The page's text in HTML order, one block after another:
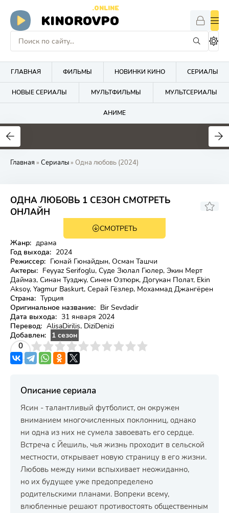
KINOROVPO
.ONLINE
ГЛАВНАЯ ФИЛЬМЫ НОВИНКИ КИНО СЕРИАЛЫ
НОВЫЕ СЕРИАЛЫ МУЛЬТФИЛЬМЫ МУЛЬТСЕРИАЛЫ
АНИМЕ
Главная » Сериалы» Одна любовь (2024)
ОДНА ЛЮБОВЬ 1 СЕЗОН СМОТРЕТЬ
ОНЛАЙН
СМОТРЕТЬ
Жанр: драма
Год выхода: 2024
Режиссер: Гюнай Гюнайдын, Осман Ташчи
Актеры: Feyyaz Serifoglu, Суде Зюлал Гюлер, Экин Мерт
Даймаз, Синан Тузджу, Синем Озтюрк, Догукан Полат, Ekin
Aksoy, Yagmur Baskurt, Серай Гёзлер, Мохаммад Джангёрен
Страна: Турция
Оригинальное название: Bir Sevdadir
Дата выхода: 31 января 2024
Перевод: AlisaDirilis, DiziDenizi
Добавлен:
1 сезон
0
4 5 6 7 8 9 10
Описание сериала
Ясин - талантливый футболист, он окружен
вниманием многочисленных поклонниц, однако
ни одна из них не сумела завоевать его сердце.
Встреча с Йешиль, чья жизнь проходит в сельской
местности, открывает новую страницу в его жизни.
Любовь между ними вспыхивает неожиданно,
но их будущее уже предопределено
родительскими планами. Вопреки всему,
влюбленные решают противостоять общественным